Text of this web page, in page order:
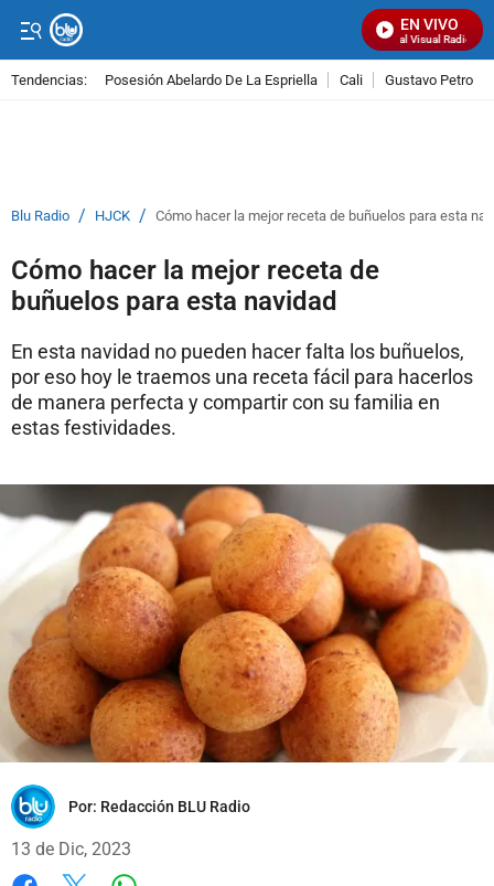
EN VIVO
Señal Visual Radio
Tendencias: Posesión Abelardo De La Espriella Cali Gustavo Petro
Blu Radio / HJCK / Cómo hacer la mejor receta de buñuelos para esta
Cómo hacer la mejor receta de
buñuelos para esta navidad
En esta navidad no pueden hacer falta los buñuelos,
por eso hoy le traemos una receta fácil para hacerlos
de manera perfecta y compartir con su familia en
estas festividades.
Por: Redacción BLU Radio
13 de Dic, 2023